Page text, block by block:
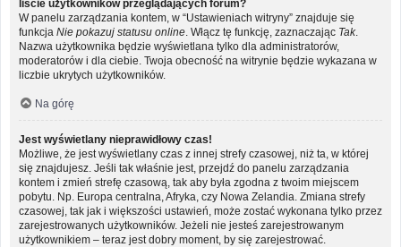
liście użytkowników przeglądających forum?
W panelu zarządzania kontem, w “Ustawieniach witryny” znajduje się
funkcja Nie pokazuj statusu online . Włącz tę funkcję, zaznaczając Tak.
Nazwa użytkownika będzie wyświetlana tylko dla administratorów,
moderatorów i dla ciebie. Twoja obecność na witrynie będzie wykazana w
liczbie ukrytych użytkowników.
Na górę
Jest wyświetlany nieprawidłowy czas!
Możliwe, że jest wyświetlany czas z innej strefy czasowej, niż ta, w której
się znajdujesz. Jeśli tak właśnie jest, przejdź do panelu zarządzania
kontem i zmień strefę czasową, tak aby była zgodna z twoim miejscem
pobytu. Np. Europa centralna, Afryka, czy Nowa Zelandia. Zmiana strefy
czasowej, tak jak i większości ustawień, może zostać wykonana tylko przez
zarejestrowanych użytkowników. Jeżeli nie jesteś zarejestrowanym
użytkownikiem – teraz jest dobry moment, by się zarejestrować.